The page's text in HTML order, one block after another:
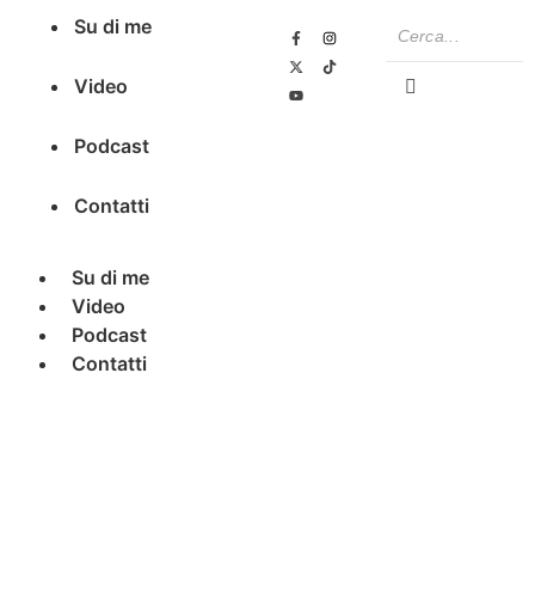
Su di me
Video
Podcast
Contatti
Su di me
Video
Podcast
Contatti